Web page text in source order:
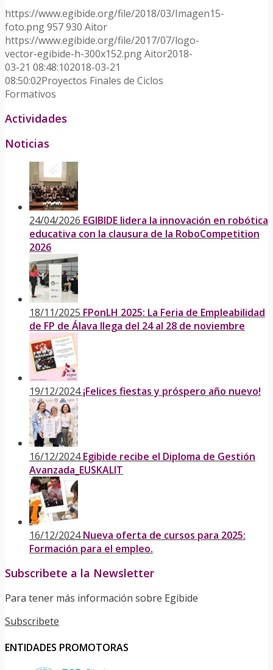
https://www.egibide.org/file/2018/03/Imagen15-
foto.png957930 Aitor
https://www.egibide.org/file/2017/07/logo-
vector-egibide-h-300x152.pngAitor2018-
03-21 08:48:102018-03-21
08:50:02Proyectos Finales de Ciclos
Formativos
Actividades
Noticias
24/04/2026 EGIBIDE lidera la innovación en robótica
educativa con la clausura de la RoboCompetition
2026
18/11/2025 FPonLH 2025: La Feria de Empleabilidad
de FP de Álava llega del 24 al 28 de noviembre
19/12/2024 ¡Felices fiestas y próspero año nuevo!
16/12/2024 Egibide recibe el Diploma de Gestión
Avanzada_EUSKALIT
16/12/2024 Nueva oferta de cursos para 2025:
Formación para el empleo.
Subscribete a la Newsletter
Para tener más información sobre Egibide
Subscribete
ENTIDADES PROMOTORAS